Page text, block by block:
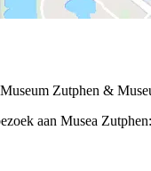
Zutphen &
aan Musea